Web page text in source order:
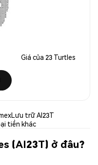
Giá của 23 Turtles
Lưu trữ AI23T
tiền khác
(AI23T) ở đâu?